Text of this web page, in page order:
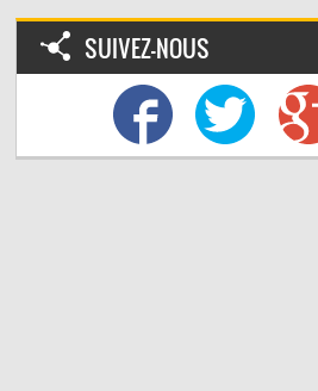
SUIVEZ-NOUS